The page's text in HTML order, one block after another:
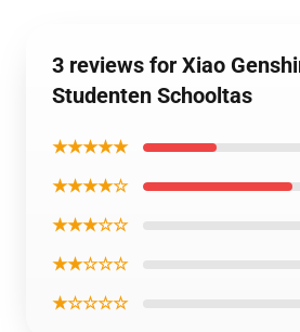
3 reviews for Xiao
Studenten Schooltas
★★★★★
★★★★☆
★★★☆☆
★★☆☆☆
★☆☆☆☆